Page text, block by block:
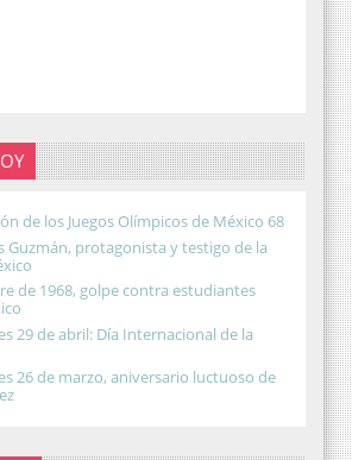
de los Juegos Olímpicos de México 68
Guzmán, protagonista y testigo de la
de 1968, golpe contra estudiantes
29 de abril: Día Internacional de la
26 de marzo, aniversario luctuoso de